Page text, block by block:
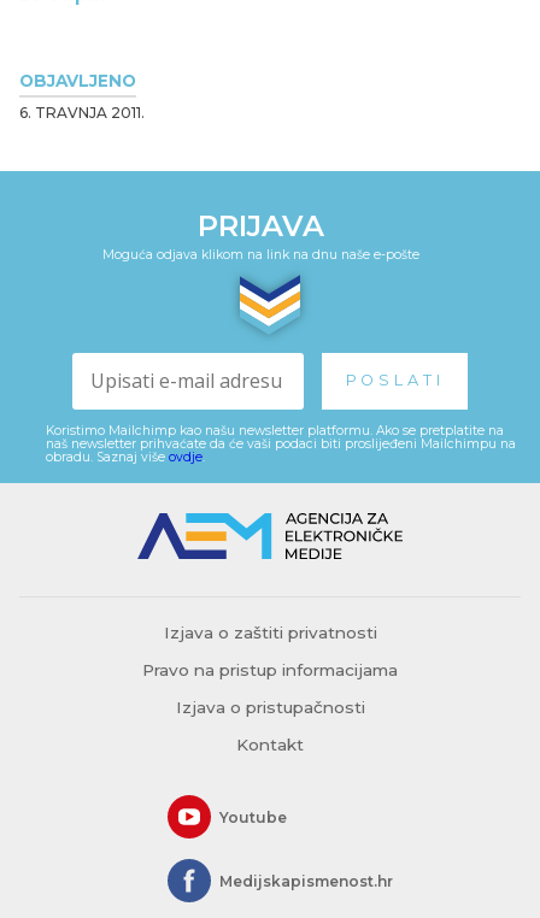
OBJAVLJENO
6. TRAVNJA 2011.
PRIJAVA
Moguća odjava klikom na link na dnu naše e-pošte
Koristimo Mailchimp kao našu newsletter platformu. Ako se pretplatite na
naš newsletter prihvaćate da će vaši podaci biti proslijeđeni Mailchimpu na
obradu. Saznaj više ovdje
Izjava o zaštiti privatnosti
Pravo na pristup informacijama
Izjava o pristupačnosti
Kontakt
Youtube
Medijskapismenost.hr